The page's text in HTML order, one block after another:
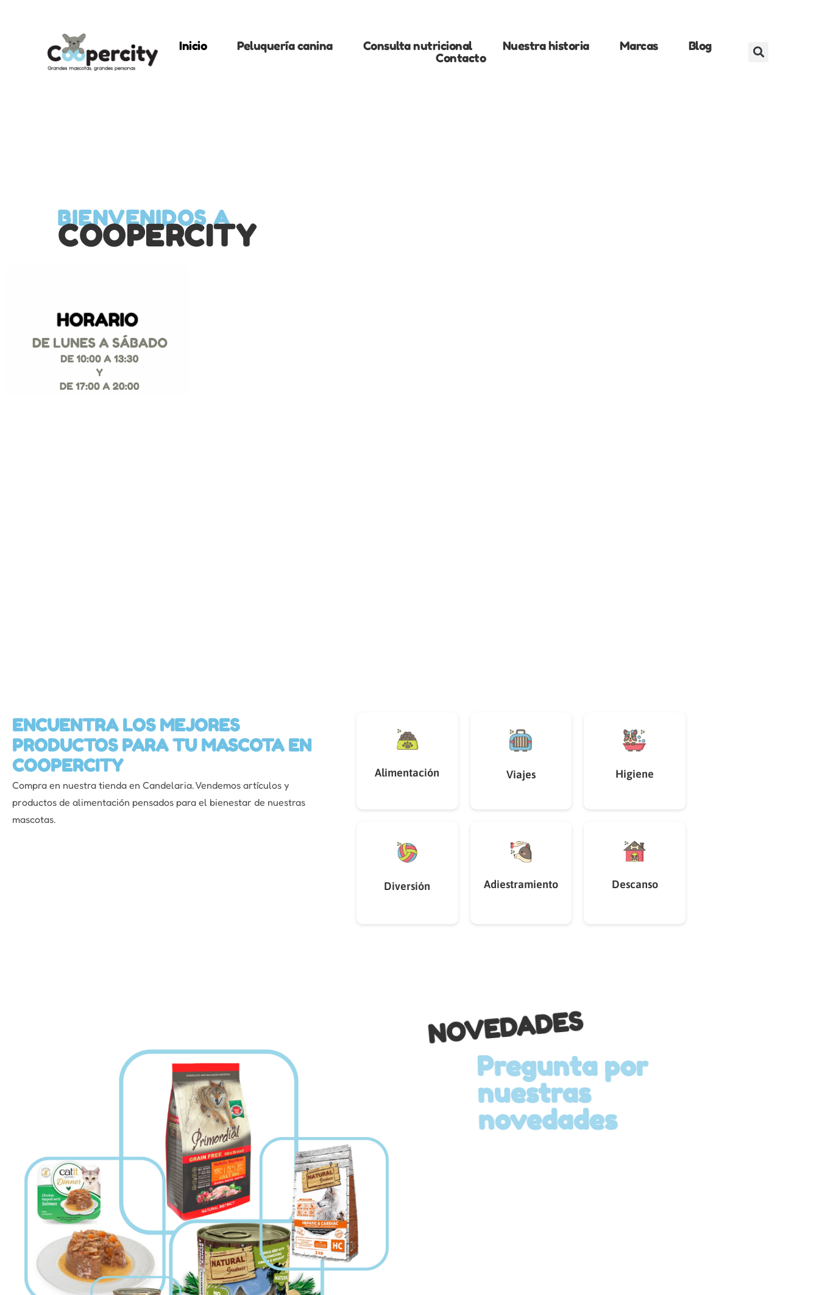
Inicio Peluquería canina Consulta nutricional Nuestra historia Marcas
Blog
Contacto
BIENVENIDOS A
COOPERCITY
ENCUENTRA LOS MEJORES
PRODUCTOS PARA TU MASCOTA EN
COOPERCITY
Compra en nuestra tienda en Candelaria. Vendemos artículos y
productos de alimentación pensados para el bienestar de nuestras
mascotas.
Alimentación Viajes Higiene
Diversión Adiestramiento Descanso
NOVEDADES
Pregunta por
nuestras
novedades